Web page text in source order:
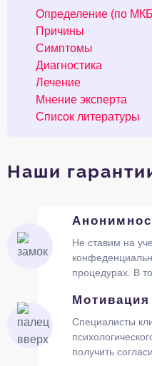
Определение (по
Причины
Симптомы
Диагностика
Лечение
Мнение эксперта
Список литературы
Наши
Не ставим на
процедурах. В
Мотивация
Специалисты
получить